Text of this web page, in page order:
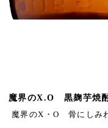
魔界のX.O 黒麹芋焼
魔界のX・O 骨にしみ